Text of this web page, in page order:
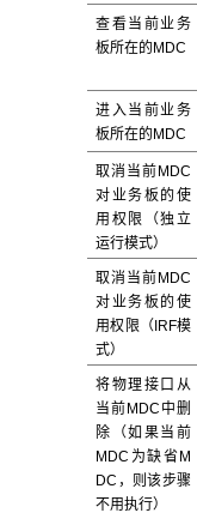
查看当前业务
板所在的MDC
进入当前业务
板所在的MDC
取消当前MDC
对业务板的使
用权限（独立
运行模式）
取消当前MDC
对业务板的使
用权限（IRF模
式）
将物理接口从
当前MDC中删
除（如果当前
MDC为缺省M
DC，则该步骤
不用执行）